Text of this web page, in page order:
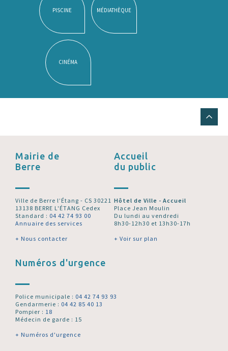
PISCINE MÉDIATHÈQUE
CINÉMA
Mairie de
Berre
Ville de Berre l’Étang - CS 30221
13138 BERRE L'ÉTANG Cedex
Standard : 04 42 74 93 00
Annuaire des services
+ Nous contacter
Accueil
du public
Hôtel de Ville - Accueil
Place Jean Moulin
Du lundi au vendredi
8h30-12h30 et 13h30-17h
+ Voir sur plan
Numéros d'urgence
Police municipale : 04 42 74 93 93
Gendarmerie : 04 42 85 40 13
Pompier : 18
Médecin de garde : 15
+ Numéros d'urgence